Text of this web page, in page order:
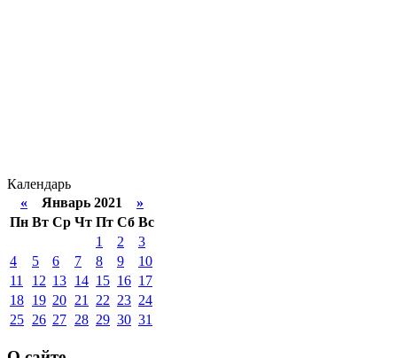
Календарь
« Январь 2021 »
Пн Вт Ср Чт Пт Сб Вс
1
2
3
4
5 6 7 8 9
10
11
12 13 14 15 16 17
18 19 20 21 22 23 24
25 26 27 28 29 30 31